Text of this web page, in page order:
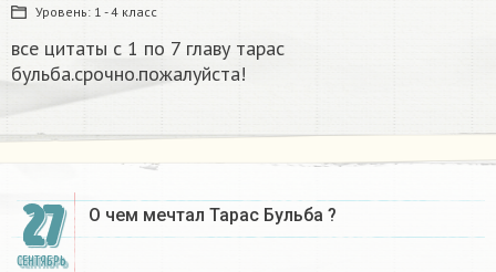
Уровень: 1 - 4 класс
все цитаты с 1 по 7 главу тарас
бульба.срочно.пожалуйста!
27
СЕНТЯБРЬ
О чем мечтал Тарас Бульба ?